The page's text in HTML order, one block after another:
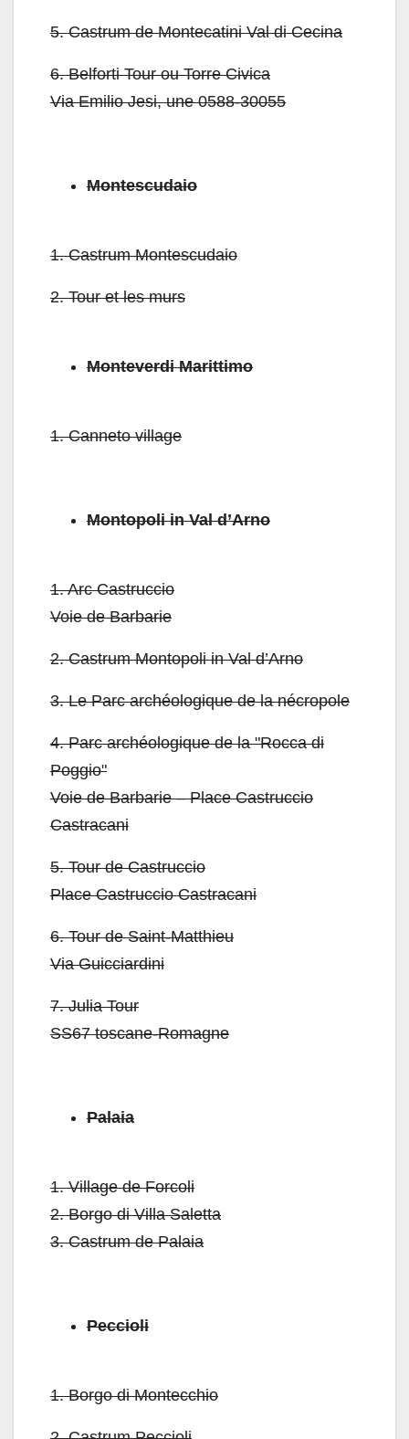
5. Castrum de Montecatini Val di Cecina
6. Belforti Tour ou Torre Civica
Via Emilio Jesi, une 0588-30055
Montescudaio
1. Castrum Montescudaio
2. Tour et les murs
Monteverdi Marittimo
1. Canneto village
Montopoli in Val d’Arno
1. Arc Castruccio
Voie de Barbarie
2. Castrum Montopoli in Val d’Arno
3. Le Parc archéologique de la nécropole
4. Parc archéologique de la "Rocca di
Poggio"
Voie de Barbarie – Place Castruccio
Castracani
5. Tour de Castruccio
Place Castruccio Castracani
6. Tour de Saint-Matthieu
Via Guicciardini
7. Julia Tour
SS67 toscane-Romagne
Palaia
1. Village de Forcoli
2. Borgo di Villa Saletta
3. Castrum de Palaia
Peccioli
1. Borgo di Montecchio